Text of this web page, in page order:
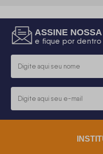
ASSINE
e fique por dentro